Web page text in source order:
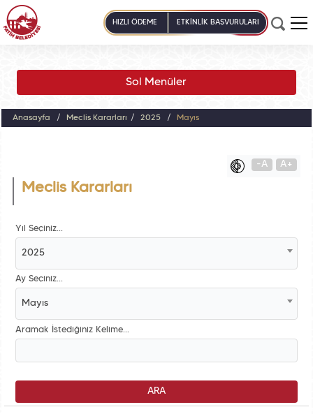
HIZLI ÖDEME ETKİNLİK BAŞVURULARI
Sol Menüler
Anasayfa Meclis Kararları 2025 Mayıs
-A A+
Meclis Kararları
Yıl Seçiniz...
2025
Ay Seçiniz...
Mayıs
Aramak İstediğiniz Kelime...